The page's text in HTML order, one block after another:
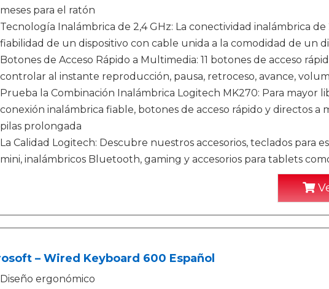
meses para el ratón
Tecnología Inalámbrica de 2,4 GHz: La conectividad inalámbrica
fiabilidad de un dispositivo con cable unida a la comodidad de un
Botones de Acceso Rápido a Multimedia: 11 botones de acceso
controlar al instante reproducción, pausa, retroceso, avance,
Prueba la Combinación Inalámbrica Logitech MK270: Para mayor
conexión inalámbrica fiable, botones de acceso rápido y directos a
pilas prolongada
La Calidad Logitech: Descubre nuestros accesorios, teclados para
mini, inalámbricos Bluetooth, gaming y accesorios para tablets
– Wired Keyboard 600 Español
Diseño ergonómico